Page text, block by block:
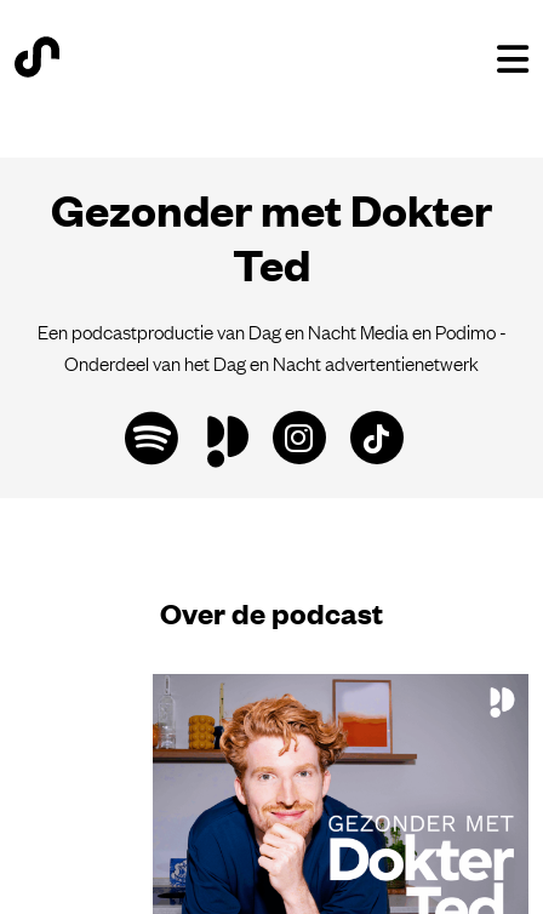
Gezonder met Dokter
Ted
Een podcastproductie van Dag en Nacht Media en Podimo -
Onderdeel van het Dag en Nacht advertentienetwerk
Over de podcast